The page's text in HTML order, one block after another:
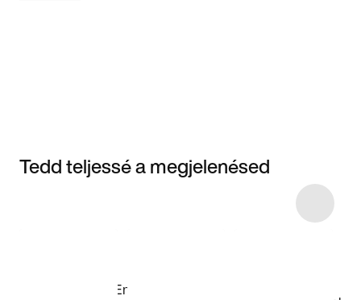
Tedd teljessé a megjelenésed